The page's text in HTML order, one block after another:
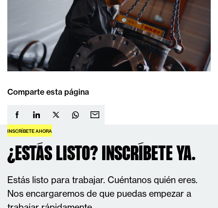
Comparte esta página
INSCRÍBETE AHORA
¿ESTÁS LISTO? INSCRÍBETE YA.
Estás listo para trabajar. Cuéntanos quién eres.
Nos encargaremos de que puedas empezar a